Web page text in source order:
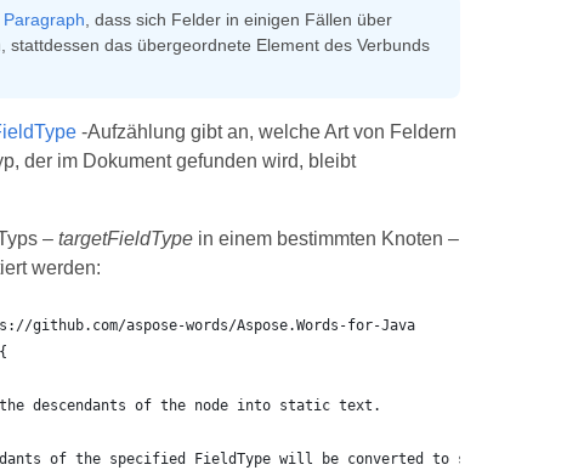
Paragraph , dass sich Felder in einigen Fällen über
das übergeordnete Element des Verbunds
-Aufzählung gibt an, welche Art von Feldern
der im Dokument gefunden wird, bleibt
– targetFieldTypein einem bestimmten Knoten –
werden:
aspose-words/Aspose.Words-for-Java
descendants of the node into static text.
of the specified FieldType will be converted to static text.